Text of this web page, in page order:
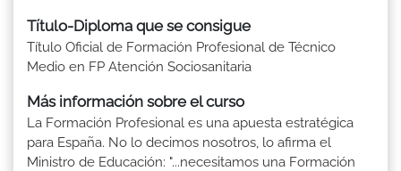
Título-Diploma que se consigue
Título Oficial de Formación Profesional de Técnico
Medio en FP Atención Sociosanitaria
Más información sobre el curso
La Formación Profesional es una apuesta estratégica
para España. No lo decimos nosotros, lo afirma el
Ministro de Educación: "...necesitamos una Formación